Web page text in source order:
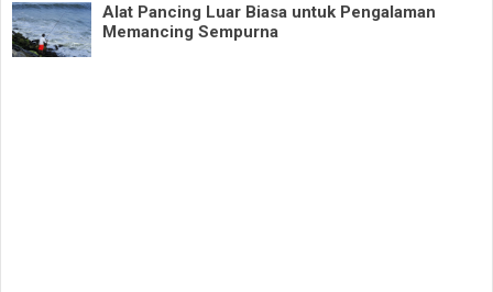
Alat Pancing Luar Biasa untuk Pengalaman
Memancing Sempurna